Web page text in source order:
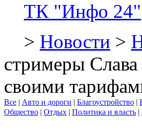
ТК "Инфо 24"
> Новости >
стримеры
своими
Все | Авто и дороги | Благоустройство |
Общество | Отдых | Политика и власть |